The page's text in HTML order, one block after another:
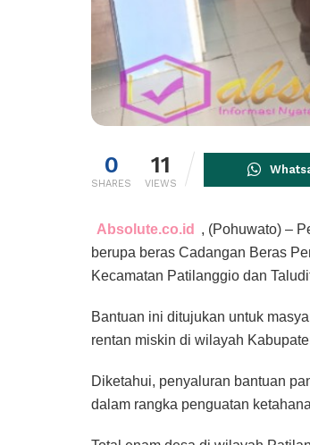
0
SHARES
11
VIEWS
Absolute.co.id
, (Pohuwato) –
berupa beras Cadangan Beras
Kecamatan Patilanggio dan
Bantuan ini ditujukan untuk
rentan miskin di wilayah
Diketahui, penyaluran bantuan
dalam rangka penguatan